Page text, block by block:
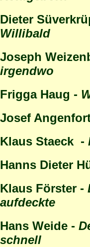
Dieter
Willibald
Joseph
irgendwo
Frigga Haug -
Josef
Klaus Staeck -
Hanns Dieter
Klaus Förster -
aufdeckte
Hans Weide -
schnell